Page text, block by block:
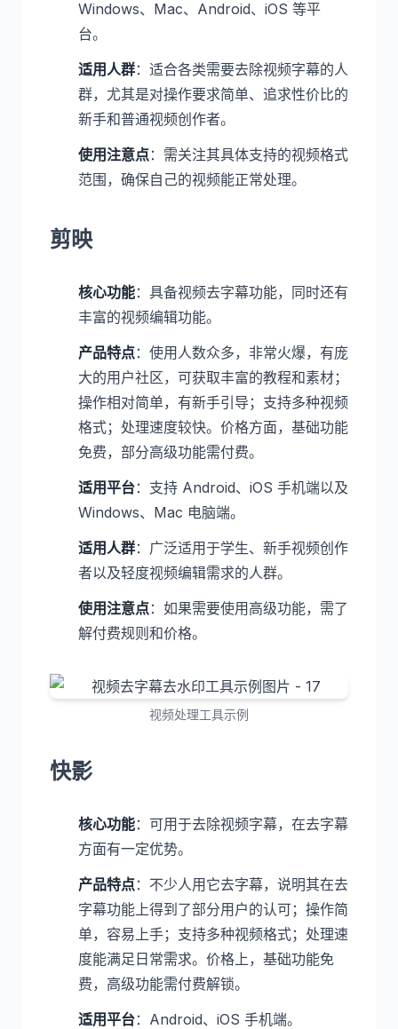
Windows、Mac、Android、iOS 等平
台。
适用人群：适合各类需要去除视频字幕的人
群，尤其是对操作要求简单、追求性价比的
新手和普通视频创作者。
使用注意点：需关注其具体支持的视频格式
范围，确保自己的视频能正常处理。
剪映
核心功能：具备视频去字幕功能，同时还有
丰富的视频编辑功能。
产品特点：使用人数众多，非常火爆，有庞
大的用户社区，可获取丰富的教程和素材；
操作相对简单，有新手引导；支持多种视频
格式；处理速度较快。价格方面，基础功能
免费，部分高级功能需付费。
适用平台：支持 Android、iOS 手机端以及
Windows、Mac 电脑端。
适用人群：广泛适用于学生、新手视频创作
者以及轻度视频编辑需求的人群。
使用注意点：如果需要使用高级功能，需了
解付费规则和价格。
视频处理工具示例
快影
核心功能：可用于去除视频字幕，在去字幕
方面有一定优势。
产品特点：不少人用它去字幕，说明其在去
字幕功能上得到了部分用户的认可；操作简
单，容易上手；支持多种视频格式；处理速
度能满足日常需求。价格上，基础功能免
费，高级功能需付费解锁。
适用平台：Android、iOS 手机端。